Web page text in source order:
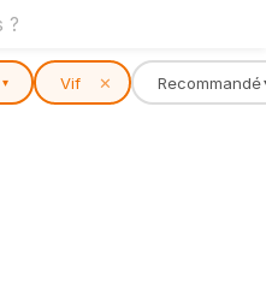
▾ Vif ✕ Recommandé